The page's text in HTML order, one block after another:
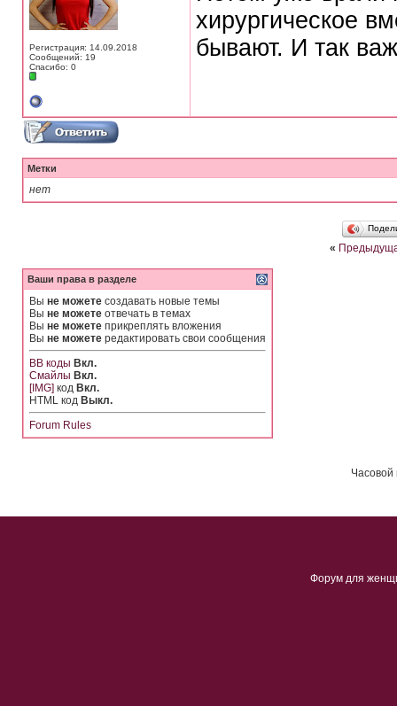
Регистрация: 14.09.2018
Сообщений: 19
Спасибо: 0
хирургическое
бывают. И так
Метки
нет
«
Ваши права в разделе
Вы не можете создавать новые темы
Вы не можете отвечать в темах
Вы не можете прикреплять вложения
Вы не можете редактировать свои сообщения
BB коды Вкл.
Смайлы Вкл.
[IMG] код Вкл.
HTML код Выкл.
Forum Rules
Часовой
Форум для